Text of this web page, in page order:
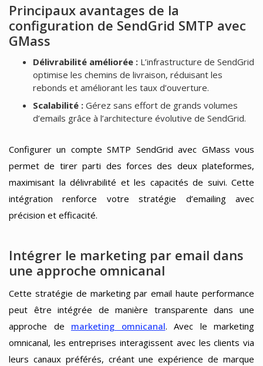
Principaux avantages de la
configuration de SendGrid SMTP avec
GMass
Délivrabilité améliorée :L’infrastructure de SendGrid
optimise les chemins de livraison, réduisant les
rebonds et améliorant les taux d’ouverture.
Scalabilité :Gérez sans effort de grands volumes
d’emails grâce à l’architecture évolutive de SendGrid.
Configurer un compte SMTP SendGrid avec GMass vous
permet de tirer parti des forces des deux plateformes,
maximisant la délivrabilité et les capacités de suivi. Cette
intégration renforce votre stratégie d’emailing avec
précision et efficacité.
Intégrer le marketing par email dans
une approche omnicanal
Cette stratégie de marketing par email haute performance
peut être intégrée de manière transparente dans une
approche de marketing omnicanal. Avec le marketing
omnicanal, les entreprises interagissent avec les clients via
leurs canaux préférés, créant une expérience de marque